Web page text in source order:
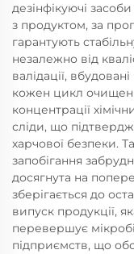
дезінфікуючі
з продуктом, за
гарантують
незалежно від
валідації,
кожен цикл
концентрації
сліди, що
харчової безпеки.
запобігання
досягнута на
зберігається до
випуск продукції,
перевершує
підприємств, що